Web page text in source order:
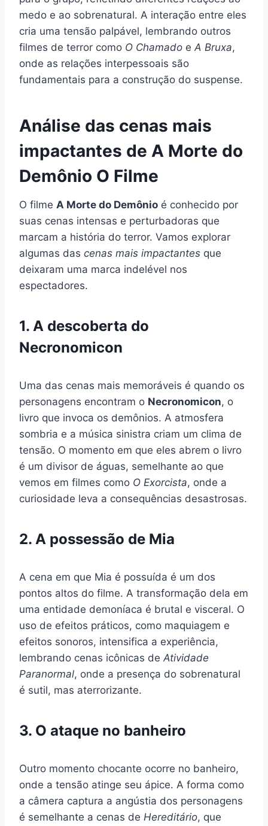
medo e ao sobrenatural. A interação entre eles
cria uma tensão palpável, lembrando outros
filmes de terror como O Chamado e A Bruxa,
onde as relações interpessoais são
fundamentais para a construção do suspense.
Análise das cenas mais
impactantes de A Morte do
Demônio O Filme
O filme A Morte do Demônio é conhecido por
suas cenas intensas e perturbadoras que
marcam a história do terror. Vamos explorar
algumas das cenas mais impactantes que
deixaram uma marca indelével nos
espectadores.
1. A descoberta do
Necronomicon
Uma das cenas mais memoráveis é quando os
personagens encontram o Necronomicon, o
livro que invoca os demônios. A atmosfera
sombria e a música sinistra criam um clima de
tensão. O momento em que eles abrem o livro
é um divisor de águas, semelhante ao que
vemos em filmes como O Exorcista, onde a
curiosidade leva a consequências desastrosas.
2. A possessão de Mia
A cena em que Mia é possuída é um dos
pontos altos do filme. A transformação dela em
uma entidade demoníaca é brutal e visceral. O
uso de efeitos práticos, como maquiagem e
efeitos sonoros, intensifica a experiência,
lembrando cenas icônicas de Atividade
Paranormal, onde a presença do sobrenatural
é sutil, mas aterrorizante.
3. O ataque no banheiro
Outro momento chocante ocorre no banheiro,
onde a tensão atinge seu ápice. A forma como
a câmera captura a angústia dos personagens
é semelhante a cenas de Hereditário, que